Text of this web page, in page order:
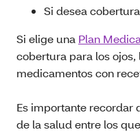
Si desea
Si elige una Plan
cobertura para los
medicamentos con
Es importante recordar
de la salud entre los